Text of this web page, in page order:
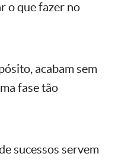
o que fazer no
acabam sem
fase tão
sucessos servem